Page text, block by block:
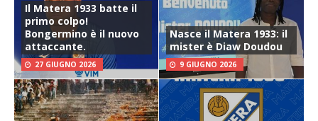
Il Matera 1933 batte il
primo colpo!
Bongermino è il nuovo
attaccante.
27 GIUGNO 2026
Nasce il Matera 1933: il
mister è Diaw Doudou
9 GIUGNO 2026